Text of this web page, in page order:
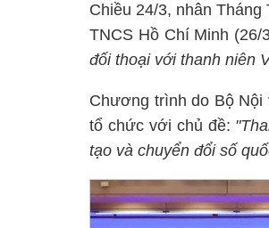
Chiều 24/3, nhân
TNCS Hồ Chí Minh
đối thoại với thanh niên
Chương trình do Bộ
tổ chức với chủ đề:
tạo và chuyển đổi số